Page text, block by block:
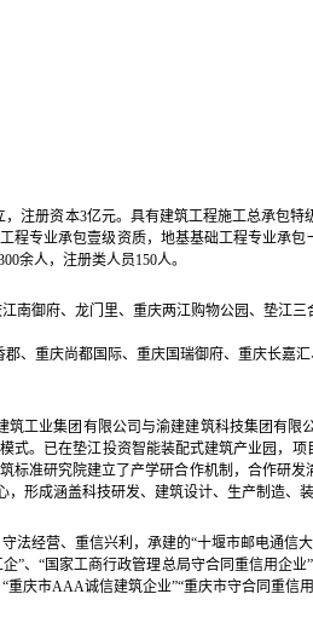
注册资本3亿元。具有建筑工程施工总承包
程专业承包壹级资质，地基基础工程专业承
余人，注册类人员150人。
南御府、龙门里、重庆两江购物公园、垫
、重庆尚都国际、重庆国瑞御府、重庆长
工业集团有限公司与渝建建筑科技集团有
。已在垫江投资智能装配式建筑产业园，
标准研究院建立了产学研合作机制，合作研
形成涵盖科技研发、建筑设计、生产制造、
法经营、重信兴利，承建的“十堰市邮电通
”、“国家工商行政管理总局守合同重信用企
庆市AAA诚信建筑企业”“重庆市守合同重信